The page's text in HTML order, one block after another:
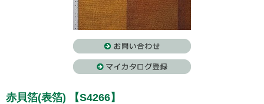
赤貝箔(表箔) 【S4266】